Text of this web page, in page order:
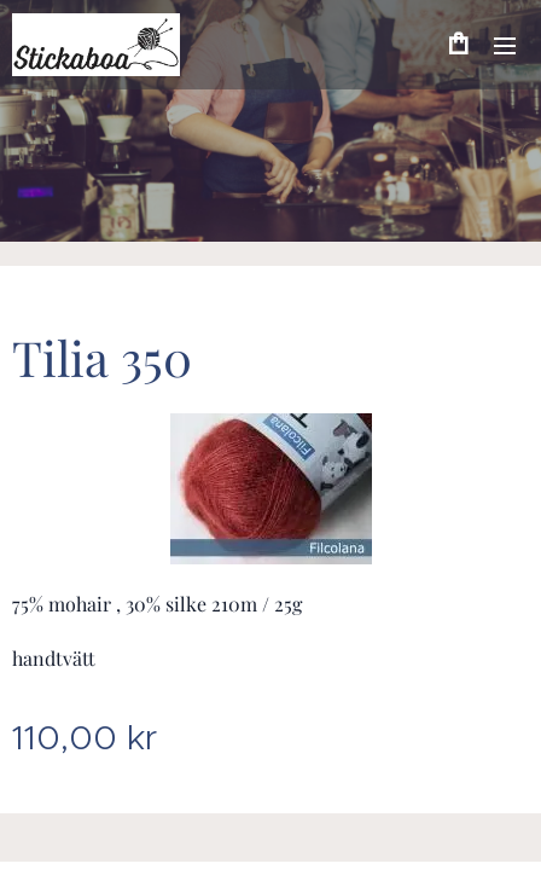
Tilia 350
75% mohair , 30% silke 210m / 25g
handtvätt
110,00 kr